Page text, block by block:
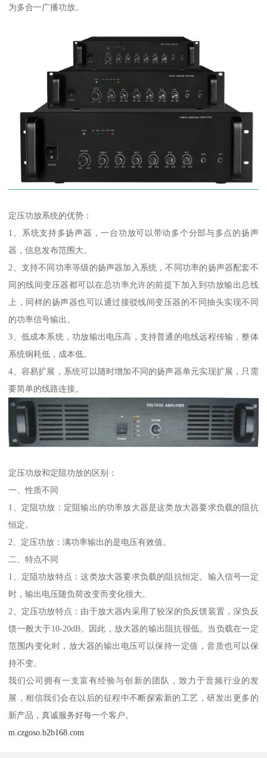
为多合一广播功放。
定压功放系统的优势：
1、系统支持多扬声器，一台功放可以带动多个分部与多点的扬声
器，信息发布范围大。
2、支持不同功率等级的扬声器加入系统，不同功率的扬声器配套不
同的线间变压器都可以在总功率允许的前提下加入到功放输出总线
上，同样的扬声器也可以通过接驳线间变压器的不同抽头实现不同
的功率信号输出。
3、低成本系统，功放输出电压高，支持普通的电线远程传输，整体
系统铜耗低，成本低。
4、容易扩展，系统可以随时增加不同的扬声器单元实现扩展，只需
要简单的线路连接。
定压功放和定阻功放的区别：
一、性质不同
1、定阻功放：定阻输出的功率放大器是这类放大器要求负载的阻抗
恒定。
2、定压功放：满功率输出的是电压有效值。
二、特点不同
1、定阻功放特点：这类放大器要求负载的阻抗恒定。输入信号一定
时，输出电压随负荷改变而变化很大。
2、定压功放特点：由于放大器内采用了较深的负反馈装置，深负反
馈一般大于10-20dB。因此，放大器的输出阻抗很低。当负载在一定
范围内变化时，放大器的输出电压可以保持一定值，音质也可以保
持不变。
我们公司拥有一支富有经验与创新的团队，致力于音频行业的发
展，相信我们会在以后的征程中不断探索新的工艺，研发出更多的
新产品，真诚服务好每一个客户。
m.czgoso.b2b168.com